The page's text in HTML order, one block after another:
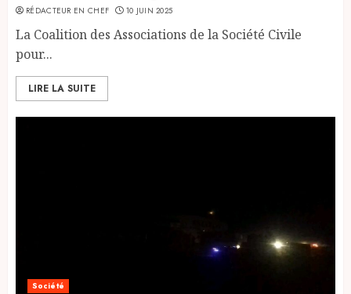
RÉDACTEUR EN CHEF 10 JUIN 2025
La Coalition des Associations de la Société Civile
pour...
LIRE LA SUITE
Société